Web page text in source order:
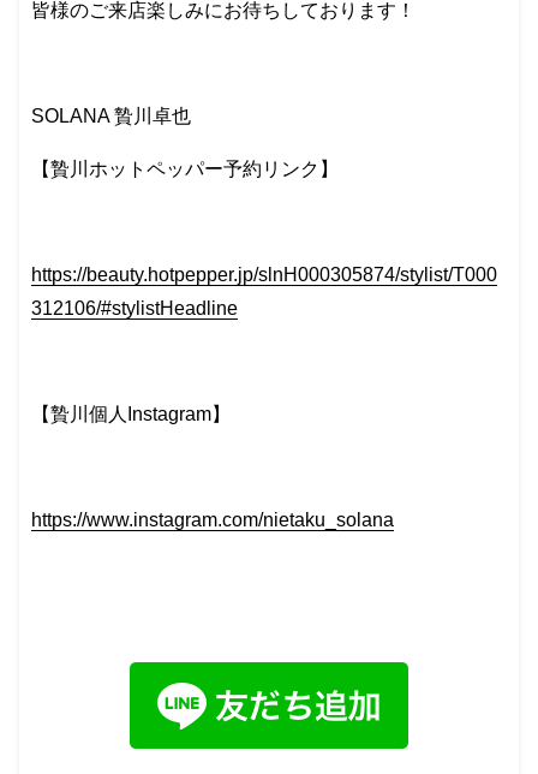
皆様のご来店楽しみにお待ちしております！
SOLANA 贄川卓也
【贄川ホットペッパー予約リンク】
https://beauty.hotpepper.jp/slnH000305874/stylist/T000
312106/#stylistHeadline
【贄川個人Instagram】
https://www.instagram.com/nietaku_solana